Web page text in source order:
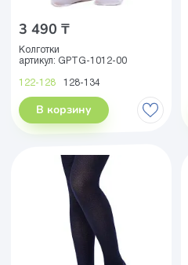
3 490 ₸
Колготки
артикул: GPTG-1012-00
122-128 128-134
В корзину